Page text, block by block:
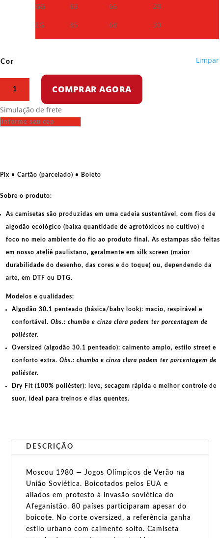
GG
83 66
28
EG
85 68 30
Cor Limpar
Moscow
1980
COMPRAR AGORA
Simulação de frete
Pix • Cartão (parcelado) • Boleto
Sobre o produto:
As camisetas são produzidas em uma cadeia sustentável, com fios de
algodão ecológico (baixa quantidade de agrotóxicos no cultivo) e
foco no meio ambiente do fio ao produto final. As estampas são feitas
em nosso ateliê paulistano, geralmente em silk screen (maior
durabilidade do desenho, das cores e do toque) ou, dependendo da
arte, em DTF ou DTG.
Modelos e qualidades:
Algodão 30.1 penteado (básica/baby look): macio, respirável e
confortável. Obs.: chumbo e cinza clara podem ter porcentagem de
poliéster.
Oversized (algodão 30.1 penteado): caimento amplo, estilo street e
conforto extra. Obs.: chumbo e cinza clara podem ter porcentagem de
poliéster.
Dry Fit (100% poliéster): leve, secagem rápida e melhor controle de
suor, ideal para treinos e dias quentes.
DESCRIÇÃO
Moscou 1980 — Jogos Olímpicos de Verão na
União Soviética. Boicotados pelos EUA e
aliados em protesto à invasão soviética do
Afeganistão. 80 países participaram apesar do
boicote. No corte oversized, a referência ganha
estilo urbano com caimento solto. Camiseta